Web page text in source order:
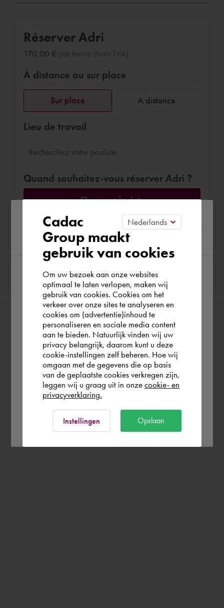
Réserver Adri
170,00 € par heure (hors TVA)
À distance ou sur place
Sur place A distance
Lieu de travail
Quand souhaitez-vous réserver Adri ?
Choisissez la date
Confirmer la réservation
Please confirm your current
region
According to us you are situated in Rest of
the world. Please confirm in which country
you wish to shop.
Schweiz
Rest of the world
Cadac
Group maakt
gebruik van cookies
Om uw bezoek aan onze websites
optimaal te laten verlopen, maken wij
gebruik van cookies. Cookies om het
verkeer over onze sites te analyseren en
cookies om (advertentie)inhoud te
personaliseren en sociale media content
aan te bieden. Natuurlijk vinden wij uw
privacy belangrijk, daarom kunt u deze
cookie-instellingen zelf beheren. Hoe wij
omgaan met de gegevens die op basis
van de geplaatste cookies verkregen zijn,
leggen wij u graag uit in onze cookie- en
privacyverklaring.
Instellingen Opslaan